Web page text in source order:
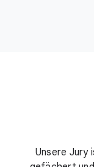
Unsere Jury